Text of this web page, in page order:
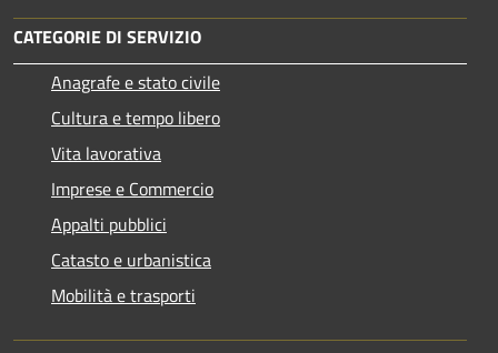
CATEGORIE DI SERVIZIO
Anagrafe e stato civile
Cultura e tempo libero
Vita lavorativa
Imprese e Commercio
Appalti pubblici
Catasto e urbanistica
Mobilità e trasporti